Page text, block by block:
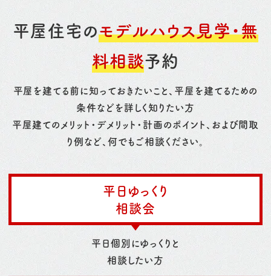
平屋住宅のモデルハウス見学・無
料相談予約
平屋を建てる前に知っておきたいこと、平屋を建てるための
条件などを詳しく知りたい方
平屋建てのメリット・デメリット・計画のポイント、および間取
り例など、何でもご相談ください。
平日ゆっくり
相談会
平日個別にゆっくりと
相談したい方